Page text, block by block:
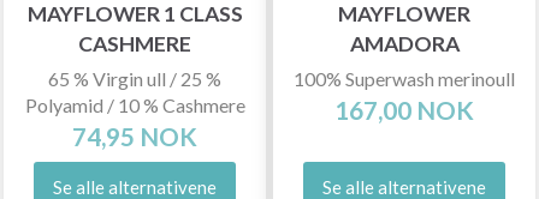
MAYFLOWER 1 CLASS
CASHMERE
65 % Virgin ull / 25 %
Polyamid / 10 % Cashmere
74,95 NOK
Se alle alternativene
MAYFLOWER
AMADORA
100% Superwash merinoull
167,00 NOK
Se alle alternativene